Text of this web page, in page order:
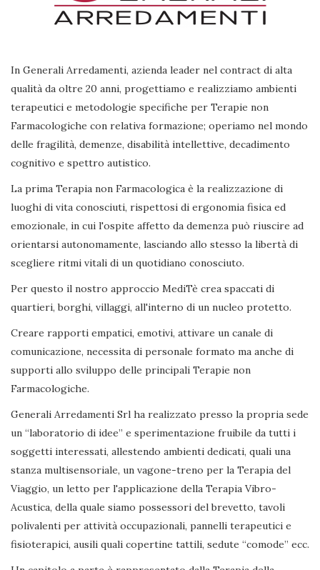
In Generali Arredamenti, azienda leader nel contract di alta
qualità da oltre 20 anni, progettiamo e realizziamo ambienti
terapeutici e metodologie specifiche per Terapie non
Farmacologiche con relativa formazione; operiamo nel mondo
delle fragilità, demenze, disabilità intellettive, decadimento
cognitivo e spettro autistico.
La prima Terapia non Farmacologica è la realizzazione di
luoghi di vita conosciuti, rispettosi di ergonomia fisica ed
emozionale, in cui l'ospite affetto da demenza può riuscire ad
orientarsi autonomamente, lasciando allo stesso la libertà di
scegliere ritmi vitali di un quotidiano conosciuto.
Per questo il nostro approccio MediTè crea spaccati di
quartieri, borghi, villaggi, all'interno di un nucleo protetto.
Creare rapporti empatici, emotivi, attivare un canale di
comunicazione, necessita di personale formato ma anche di
supporti allo sviluppo delle principali Terapie non
Farmacologiche.
Generali Arredamenti Srl ha realizzato presso la propria sede
un “laboratorio di idee” e sperimentazione fruibile da tutti i
soggetti interessati, allestendo ambienti dedicati, quali una
stanza multisensoriale, un vagone-treno per la Terapia del
Viaggio, un letto per l'applicazione della Terapia Vibro-
Acustica, della quale siamo possessori del brevetto, tavoli
polivalenti per attività occupazionali, pannelli terapeutici e
fisioterapici, ausili quali copertine tattili, sedute “comode” ecc.